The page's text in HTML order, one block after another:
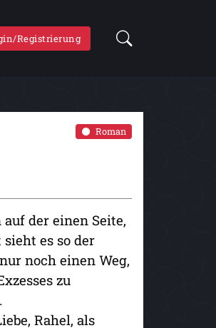
Registrierung
Roman
der einen Seite,
es so der
noch einen Weg,
zu
Rahel, als